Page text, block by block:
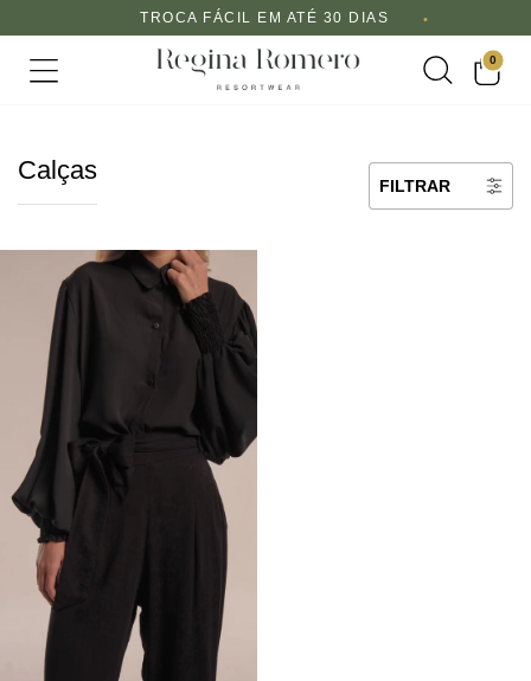
TROCA FÁCIL EM ATÉ 30 DIAS
0
Calças
FILTRAR